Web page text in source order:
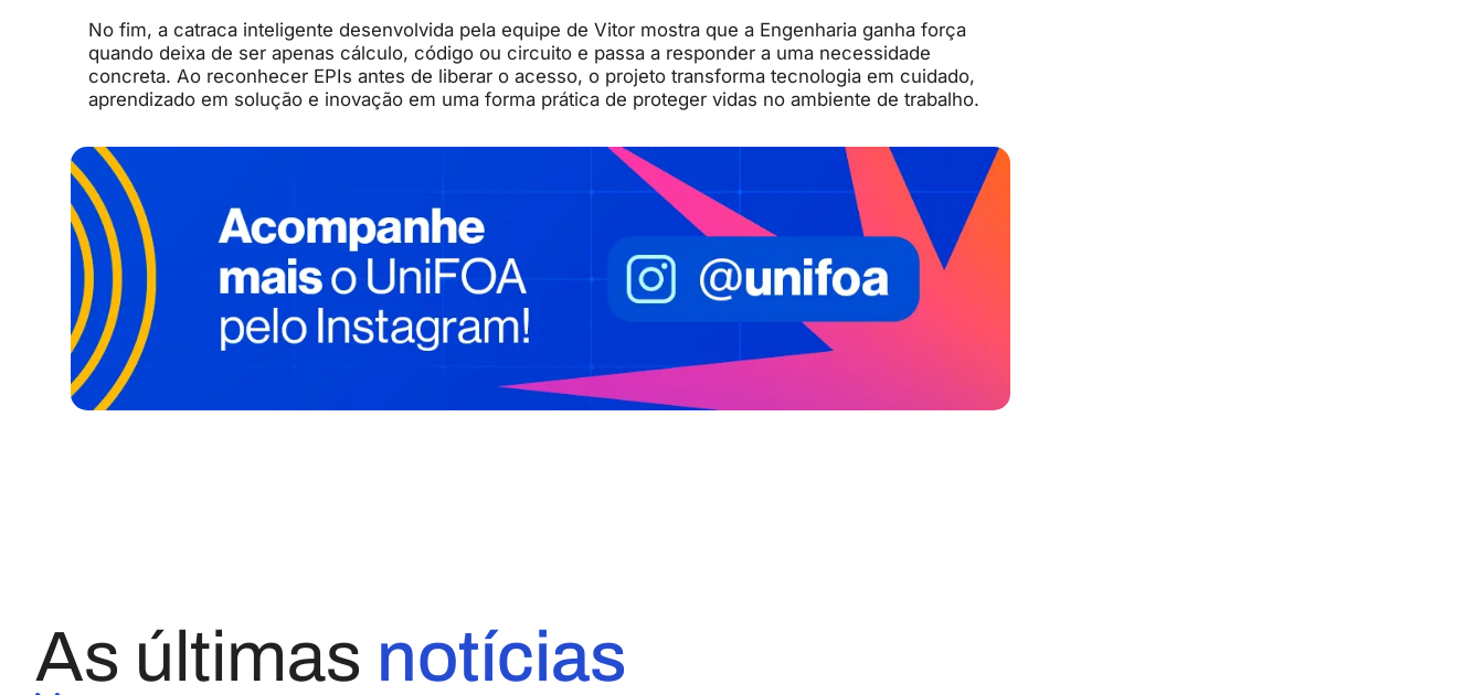
No fim, a catraca inteligente desenvolvida pela equipe de Vitor mostra que a Engenharia ganha força
quando deixa de ser apenas cálculo, código ou circuito e passa a responder a uma necessidade
concreta. Ao reconhecer EPIs antes de liberar o acesso, o projeto transforma tecnologia em cuidado,
aprendizado em solução e inovação em uma forma prática de proteger vidas no ambiente de trabalho.
As últimas notícias